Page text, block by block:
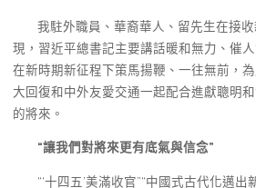
我駐外職員、華裔華人、留先生在接
現，習近平總書記主要講話暖和無力、催
在新時期新征程下策馬揚鞭、一往無前，
大回復和中外友愛交通一起配合進獻聰明
的將來。
“讓我們對將來更有底氣與信念”
“‘十四五’美滿收官”“中國式古代化邁